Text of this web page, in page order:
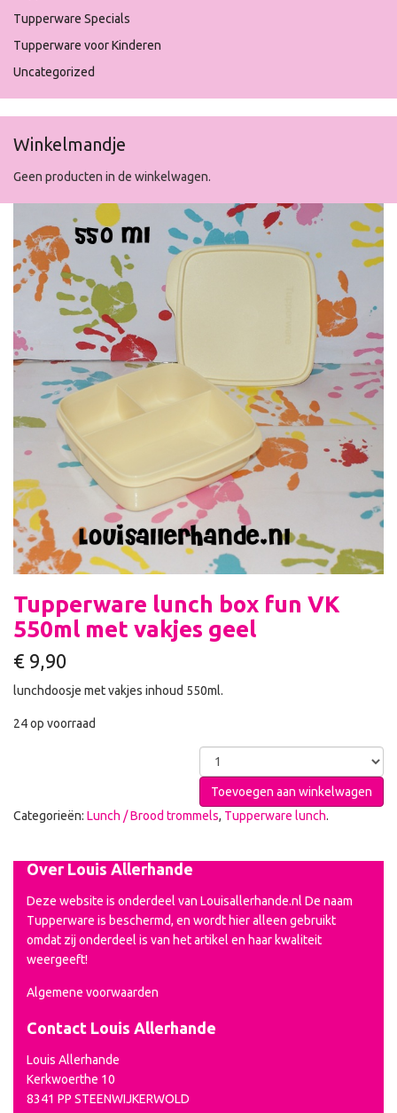
Tupperware Specials
Tupperware voor Kinderen
Uncategorized
Winkelmandje
Geen producten in de winkelwagen.
Tupperware lunch box fun VK
550ml met vakjes geel
€ 9,90
lunchdoosje met vakjes inhoud 550ml.
24 op voorraad
Toevoegen aan winkelwagen
Categorieën: Lunch / Brood trommels, Tupperware lunch.
Over Louis Allerhande
Deze website is onderdeel van Louisallerhande.nl De naam
Tupperware is beschermd, en wordt hier alleen gebruikt
omdat zij onderdeel is van het artikel en haar kwaliteit
weergeeft!
Algemene voorwaarden
Contact Louis Allerhande
Louis Allerhande
Kerkwoerthe 10
8341 PP STEENWIJKERWOLD